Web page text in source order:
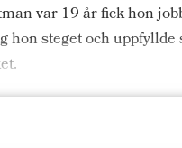
var 19 år fick hon
hon steget och